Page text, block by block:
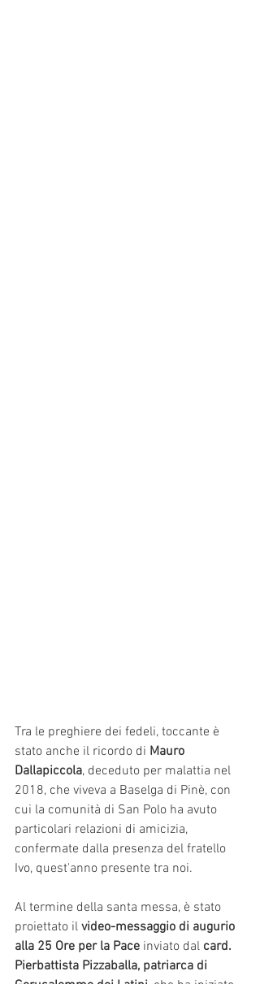
Tra le preghiere dei fedeli, toccante è
stato anche il ricordo di Mauro
Dallapiccola, deceduto per malattia nel
2018, che viveva a Baselga di Pinè, con
cui la comunità di San Polo ha avuto
particolari relazioni di amicizia,
confermate dalla presenza del fratello
Ivo, quest'anno presente tra noi.
Al termine della santa messa, è stato
proiettato il video-messaggio di augurio
alla 25 Ore per la Pace inviato dal card.
Pierbattista Pizzaballa, patriarca di